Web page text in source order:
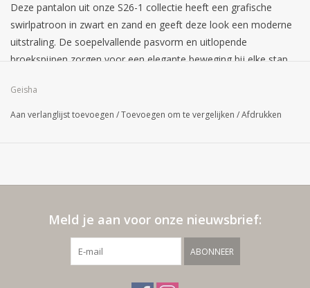
Deze pantalon uit onze S26-1 collectie heeft een grafische
swirlpatroon in zwart en zand en geeft deze look een moderne
uitstraling. De soepelvallende pasvorm en uitlopende
broekspijpen zorgen voor een elegante beweging bij elke stap.
fijne zomerse outfit.
Geisha
Aan verlanglijst toevoegen /Toevoegen om te vergelijken /Afdrukken
Meld je aan voor onze nieuwsbrief:
ABONNEER